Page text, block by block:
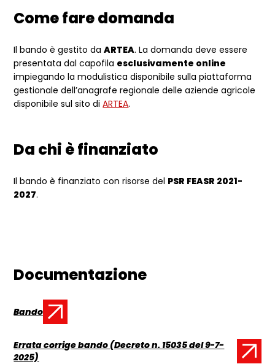
Come fare domanda
Il bando è gestito daARTEA.La domanda deve essere
presentata dal capofila esclusivamente online
impiegando la modulistica disponibile sulla piattaforma
gestionale dell’anagrafe regionale delle aziende agricole
disponibile sul sito diARTEA.
Da chi è finanziato
Il bando è finanziato con risorse del PSR FEASR 2021-
2027.
Documentazione
Documento:
Bando
Documento:
Errata corrige bando (Decreto n. 15035 del 9-7-
2025)